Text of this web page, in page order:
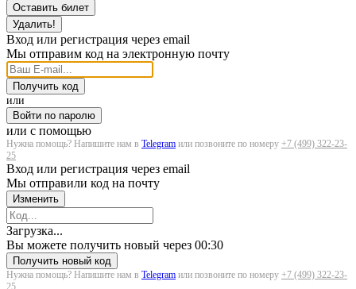
Оставить билет
Удалить!
Вход или регистрация через email
Мы отправим код на электронную почту
Получить код
или
Войти по паролю
или с помощью
Нужна помощь? Напишите нам в Telegram или позвоните по номеру +7 (499) 322-23-
25
Вход или регистрация через email
Мы отправили код на почту
Изменить
Загрузка...
Вы можете получить новый через 00:30
Получить новый код
Нужна помощь? Напишите нам в Telegram или позвоните по номеру +7 (499) 322-23-
25